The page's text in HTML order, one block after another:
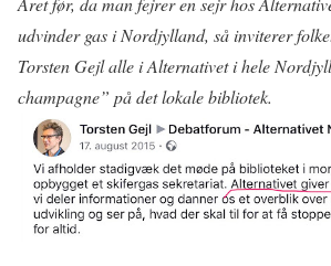
udvinder gas i Nordjylland, så inviterer
Torsten Gejl alle i Alternativet i hele
champagne” på det lokale bibliotek.